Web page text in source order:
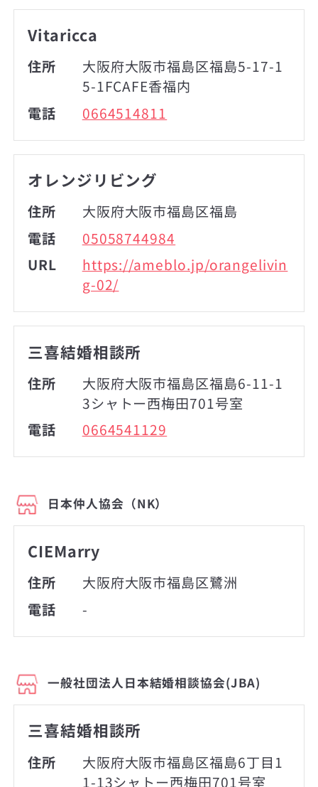
Vitaricca
住所
大阪府大阪市福島区福島5-17-1
5-1FCAFE香福内
電話
0664514811
オレンジリビング
住所
大阪府大阪市福島区福島
電話
05058744984
URL
https://ameblo.jp/orangelivin
g-02/
三喜結婚相談所
住所
大阪府大阪市福島区福島6-11-1
3シャトー西梅田701号室
電話
0664541129
日本仲人協会（NK）
CIEMarry
住所
大阪府大阪市福島区鷺洲
電話
-
一般社団法人日本結婚相談協会(JBA)
三喜結婚相談所
住所
大阪府大阪市福島区福島6丁目1
1-13シャトー西梅田701号室